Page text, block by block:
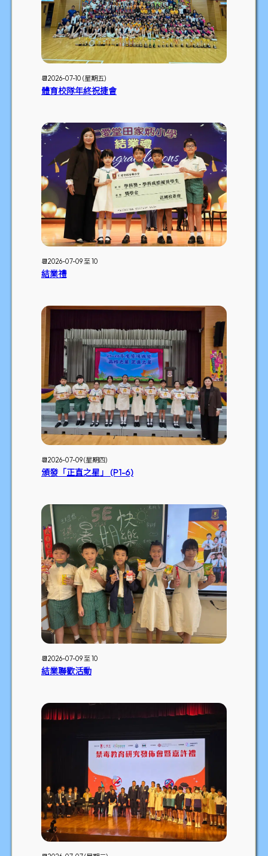
📆2026-07-10 (星期五)
體育校隊年終祝捷會
📆2026-07-09 至 10
結業禮
📆2026-07-09 (星期四)
頒發「正直之星」 (P1-6)
📆2026-07-09 至 10
結業聯歡活動